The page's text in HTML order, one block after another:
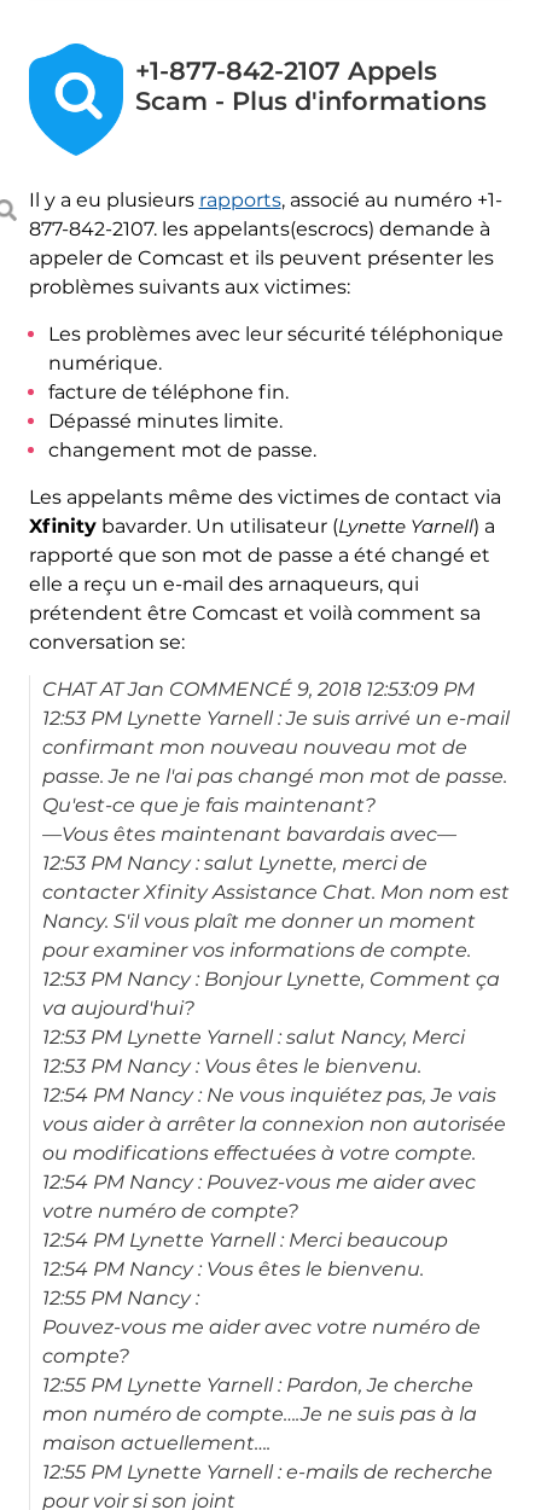
+1-877-842-2107 Appels
Scam - Plus d'informations
Il y a eu plusieurs rapports, associé au numéro +1-
877-842-2107. les appelants(escrocs) demande à
appeler de Comcast et ils peuvent présenter les
problèmes suivants aux victimes:
Les problèmes avec leur sécurité téléphonique
numérique.
facture de téléphone fin.
Dépassé minutes limite.
changement mot de passe.
Les appelants même des victimes de contact via
Xfinitybavarder. Un utilisateur (Lynette Yarnell) a
rapporté que son mot de passe a été changé et
elle a reçu un e-mail des arnaqueurs, qui
prétendent être Comcast et voilà comment sa
conversation se:
CHAT AT Jan COMMENCÉ 9, 2018 12:53:09 PM
12:53 PM Lynette Yarnell : Je suis arrivé un e-mail
confirmant mon nouveau nouveau mot de
passe. Je ne l'ai pas changé mon mot de passe.
Qu'est-ce que je fais maintenant?
—Vous êtes maintenant bavardais avec—
12:53 PM Nancy : salut Lynette, merci de
contacter Xfinity Assistance Chat. Mon nom est
Nancy. S'il vous plaît me donner un moment
pour examiner vos informations de compte.
12:53 PM Nancy : Bonjour Lynette, Comment ça
va aujourd'hui?
12:53 PM Lynette Yarnell : salut Nancy, Merci
12:53 PM Nancy : Vous êtes le bienvenu.
12:54 PM Nancy : Ne vous inquiétez pas, Je vais
vous aider à arrêter la connexion non autorisée
ou modifications effectuées à votre compte.
12:54 PM Nancy : Pouvez-vous me aider avec
votre numéro de compte?
12:54 PM Lynette Yarnell : Merci beaucoup
12:54 PM Nancy : Vous êtes le bienvenu.
12:55 PM Nancy :
Pouvez-vous me aider avec votre numéro de
compte?
12:55 PM Lynette Yarnell : Pardon, Je cherche
mon numéro de compte….Je ne suis pas à la
maison actuellement….
12:55 PM Lynette Yarnell : e-mails de recherche
pour voir si son joint